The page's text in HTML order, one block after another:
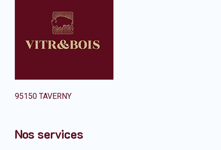
95150 TAVERNY
Nos services